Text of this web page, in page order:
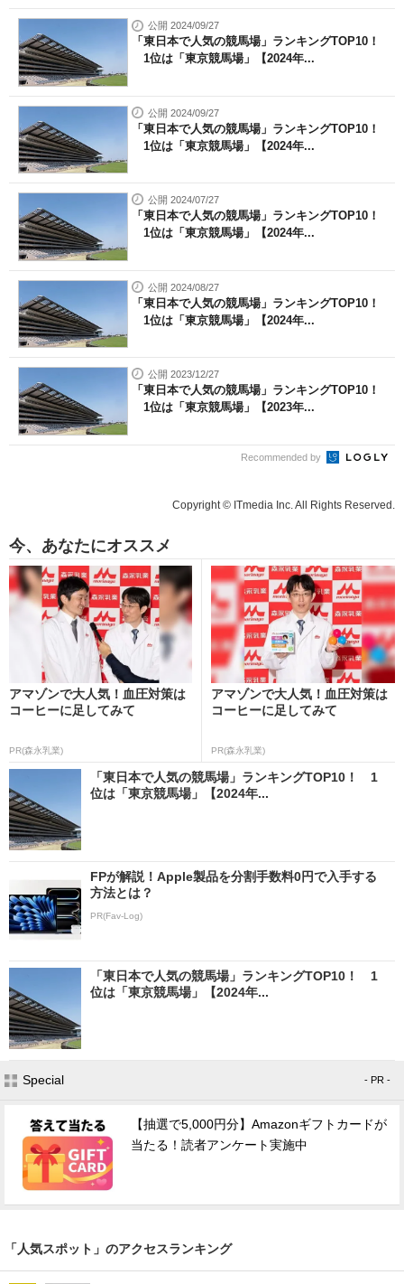
公開 2024/09/27
「東日本で人気の競馬場」ランキングTOP10！
1位は「東京競馬場」【2024年...
公開 2024/09/27
「東日本で人気の競馬場」ランキングTOP10！
1位は「東京競馬場」【2024年...
公開 2024/07/27
「東日本で人気の競馬場」ランキングTOP10！
1位は「東京競馬場」【2024年...
公開 2024/08/27
「東日本で人気の競馬場」ランキングTOP10！
1位は「東京競馬場」【2024年...
公開 2023/12/27
「東日本で人気の競馬場」ランキングTOP10！
1位は「東京競馬場」【2023年...
Recommended by
Copyright © ITmedia Inc. All Rights Reserved.
今、あなたにオススメ
アマゾンで大人気！血圧対策は
コーヒーに足してみて
PR(森永乳業)
アマゾンで大人気！血圧対策は
コーヒーに足してみて
PR(森永乳業)
「東日本で人気の競馬場」ランキングTOP10！ 1
位は「東京競馬場」【2024年...
FPが解説！Apple製品を分割手数料0円で入手する
方法とは？
PR(Fav-Log)
「東日本で人気の競馬場」ランキングTOP10！ 1
位は「東京競馬場」【2024年...
Special - PR -
【抽選で5,000円分】Amazonギフトカードが
当たる！読者アンケート実施中
「人気スポット」のアクセスランキング